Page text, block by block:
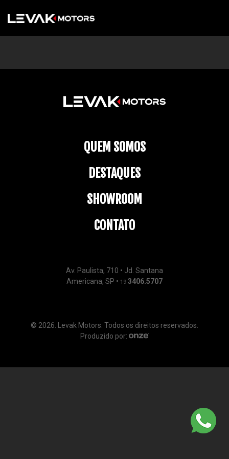
QUEM SOMOS
DESTAQUES
SHOWROOM
CONTATO
Av. Paulista, 710 • Jd. Santana
Americana, SP • 19 3406.5707
© 2026. Levak Motors. Todos os direitos reservados.
Produzido por: